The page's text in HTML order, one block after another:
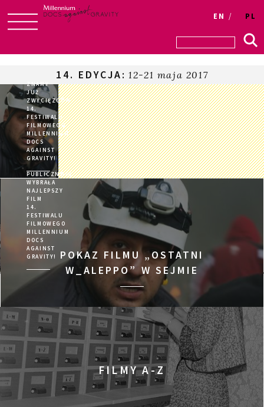
to
Login
EN PL
14. EDYCJA: 12-21 maja 2017
ZNAMY
JUŻ
ZWYCIĘZCÓW
14.
FESTIWALU
FILMOWEGO
MILLENNIUM
DOCS
AGAINST
GRAVITY!
PUBLICZNOŚĆ
WYBRAŁA
NAJLEPSZY
FILM
14.
FESTIWALU
FILMOWEGO
MILLENNIUM
DOCS
AGAINST
GRAVITY!
POKAZ FILMU „OSTATNI
W_ALEPPO” W SEJMIE
Program
FILMY A-Z